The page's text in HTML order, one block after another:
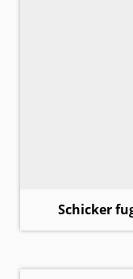
Schicker